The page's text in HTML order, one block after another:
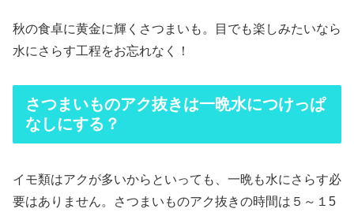
秋の食卓に黄金に輝くさつまいも。目でも楽しみたいなら
水にさらす工程をお忘れなく！
さつまいものアク抜きは一晩水につけっぱ
なしにする？
イモ類はアクが多いからといっても、一晩も水にさらす必
要はありません。さつまいものアク抜きの時間は５～１5